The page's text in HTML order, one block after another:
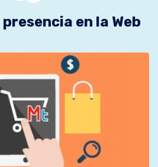
en la Web